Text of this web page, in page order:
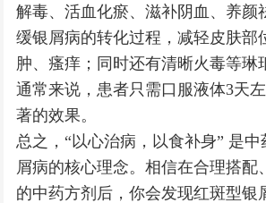
解毒、活血化瘀、滋补阴血、养颜
缓银屑病的转化过程，减轻皮肤部
肿、瘙痒；同时还有清晰火毒等琳
通常来说，患者只需口服液体3天
著的效果。
总之，“以心治病，以食补身” 是
屑病的核心理念。相信在合理搭配
的中药方剂后，你会发现红斑型银